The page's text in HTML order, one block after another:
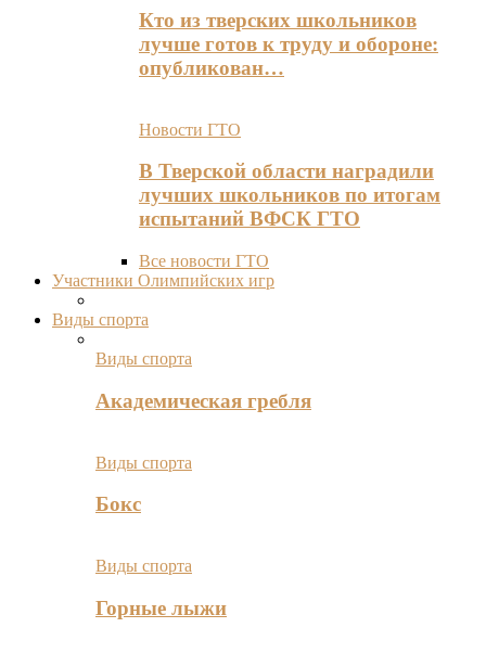
Кто из тверских школьников
лучше готов к труду и обороне:
опубликован…
Новости ГТО
В Тверской области наградили
лучших школьников по итогам
испытаний ВФСК ГТО
Все новости ГТО
Участники Олимпийских игр
Виды спорта
Виды спорта
Академическая гребля
Виды спорта
Бокс
Виды спорта
Горные лыжи